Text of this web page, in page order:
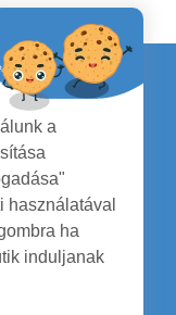
Kapcsolat
KÖVESSENEK
a
használatával
ha
induljanak